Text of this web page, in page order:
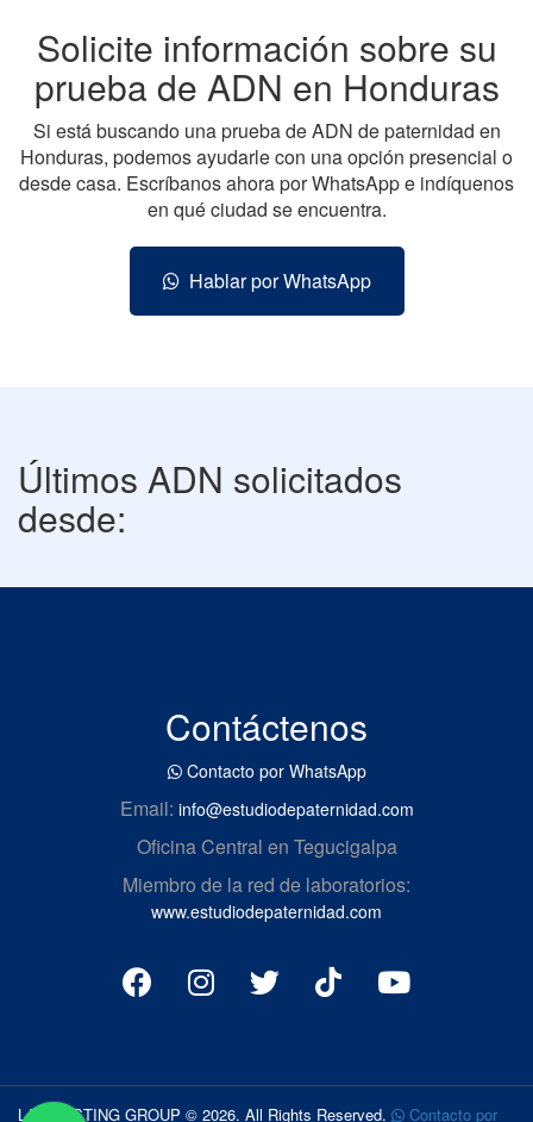
Solicite información sobre su
prueba de ADN en Honduras
Si está buscando una prueba de ADN de paternidad en
Honduras, podemos ayudarle con una opción presencial o
desde casa. Escríbanos ahora por WhatsApp e indíquenos
en qué ciudad se encuentra.
Hablar por WhatsApp
Últimos ADN solicitados
desde:
Contáctenos
Contacto por WhatsApp
Email: info@estudiodepaternidad.com
Oficina Central en Tegucigalpa
Miembro de la red de laboratorios:
www.estudiodepaternidad.com
LAB TESTING GROUP © 2026. All Rights Reserved. Contacto por